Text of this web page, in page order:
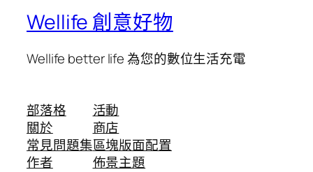
Wellife 創意好物
Wellife better life 為您的數位生活充電
部落格
關於
常見問題集
作者
活動
商店
區塊版面配置
佈景主題